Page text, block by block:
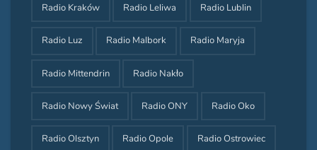
Radio Kraków Radio Leliwa Radio Lublin
Radio Luz Radio Malbork Radio Maryja
Radio Mittendrin Radio Nakło
Radio Nowy Świat Radio ONY Radio Oko
Radio Olsztyn Radio Opole Radio Ostrowiec